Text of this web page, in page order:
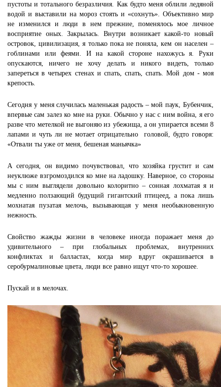
пустоты и тотального безразличия. Как будто меня облили ледяной
водой и выставили на мороз стоять и «сохнуть». Объективно мир
не изменился и люди в нем прежние, поменялось мое личное
восприятие оных. Закрылась. Внутри возникает какой-то новый
островок, цивилизация, я только пока не поняла, кем он населен –
гоблинами или феями. И на какой стороне нахожусь я. Руки
опускаются, ничего не хочу делать и никого видеть, только
запереться в четырех стенах и спать, спать, спать. Мой дом - моя
крепость.
Сегодня у меня случилась маленькая радость – мой паук, Бубенчик,
впервые сам залез ко мне на руки. Обычно у нас с ним война, я его
разве что метелкой не выгоняю из убежища, а он упирается всеми 8
лапами и чуть ли не мотает отрицательно головой, будто говоря:
«Отвали ты уже от меня, бешеная маньячка»
А сегодня, он видимо почувствовал, что хозяйка грустит и сам
неуклюже взгромоздился ко мне на ладошку. Наверное, со стороны
мы с ним выглядели довольно колоритно – сонная лохматая я и
медленно ползающий будущий гигантский птицеед, а пока лишь
мохнатая пузатая мелочь, вызывающая у меня необыкновенную
нежность.
Свойство жажды жизни в человеке иногда поражает меня до
удивительного – при глобальных проблемах, внутренних
конфликтах и балластах, когда мир вдруг окрашивается в
серобурмалиновые цвета, люди все равно ищут что-то хорошее.
Пускай и в мелочах.